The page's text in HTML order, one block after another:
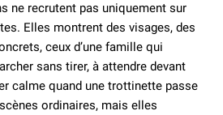
ne recrutent pas uniquement sur
Elles montrent des visages, des
ceux d’une famille qui
sans tirer, à attendre devant
calme quand une trottinette passe
ordinaires, mais elles